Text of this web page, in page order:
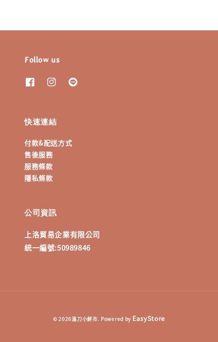
Follow us
快速連結
付款&配送方式
售後服務
服務條款
隱私條款
公司資訊
上洛貿易企業有限公司
統一編號:50989846
© 2026溫刀小鮮市. Powered by EasyStore